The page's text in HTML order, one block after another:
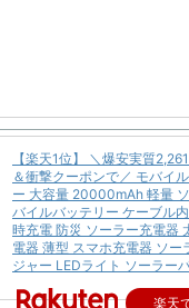
【楽天1位】 ＼爆安実質
＆衝撃クーポンで／ モバイ
ー 大容量 20000mAh 軽量
バイルバッテリー ケーブル
時充電 防災 ソーラー充電器
電器 薄型 スマホ充電器 ソー
ジャー LEDライト ソーラー
楽天